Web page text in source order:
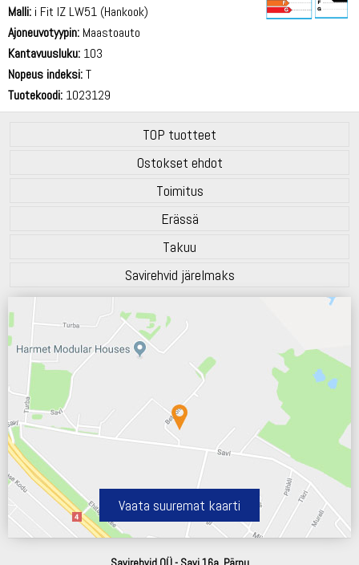
Malli: i Fit IZ LW51 (Hankook)
Ajoneuvotyypin: Maastoauto
Kantavuusluku: 103
Nopeus indeksi:T
Tuotekoodi: 1023129
TOP tuotteet
Ostokset ehdot
Toimitus
Erässä
Takuu
Savirehvid järelmaks
Vaata suuremat kaarti